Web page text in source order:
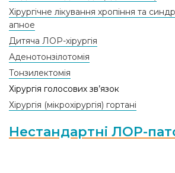
Хірургічне лікування хропіння та
апное
Дитяча ЛОР-хірургія
Аденотонзілотомія
Тонзилектомія
Хірургія голосових зв’язок
Хірургія (мікрохірургія) гортані
Нестандартні ЛОР-